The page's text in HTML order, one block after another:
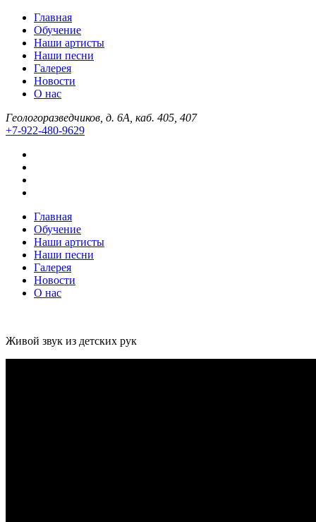
Главная
Обучение
Наши артисты
Наши песни
Галерея
Новости
О нас
Геологоразведчиков, д. 6А, каб. 405, 407
+7-922-480-9629
Главная
Обучение
Наши артисты
Наши песни
Галерея
Новости
О нас
Живой звук из детских рук